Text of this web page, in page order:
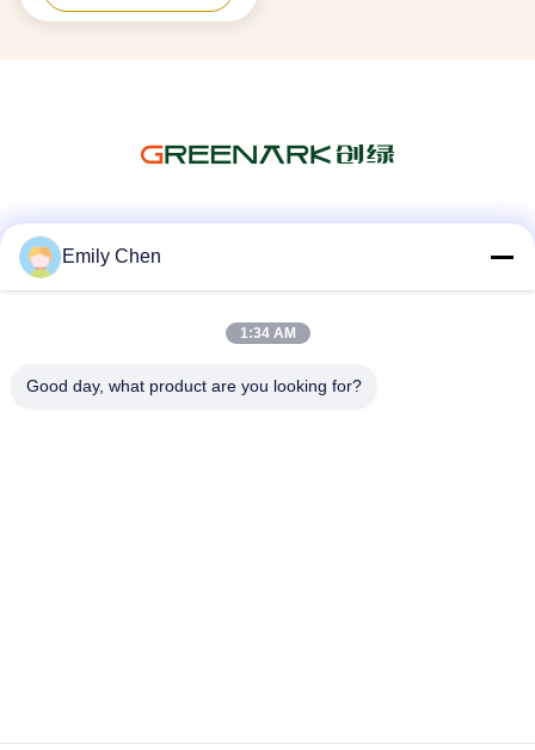
kast
Emily Chen
1:34 AM
Good day, what product are you looking for?